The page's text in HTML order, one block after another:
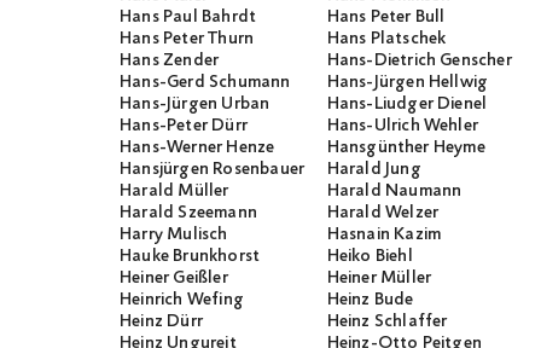
Hans Paul Bahrdt
Hans Peter Bull
Hans Peter Thurn
Hans Platschek
Hans Zender
Hans-Dietrich Genscher
Hans-Gerd Schumann
Hans-Jürgen Hellwig
Hans-Jürgen Urban
Hans-Liudger Dienel
Hans-Peter Dürr
Hans-Ulrich Wehler
Hans-Werner Henze
Hansgünther Heyme
Hansjürgen Rosenbauer
Harald Jung
Harald Müller
Harald Naumann
Harald Szeemann
Harald Welzer
Harry Mulisch
Hasnain Kazim
Hauke Brunkhorst
Heiko Biehl
Heiner Geißler
Heiner Müller
Heinrich Wefing
Heinz Bude
Heinz Dürr
Heinz Schlaffer
Heinz Ungureit
Heinz-Otto Peitgen